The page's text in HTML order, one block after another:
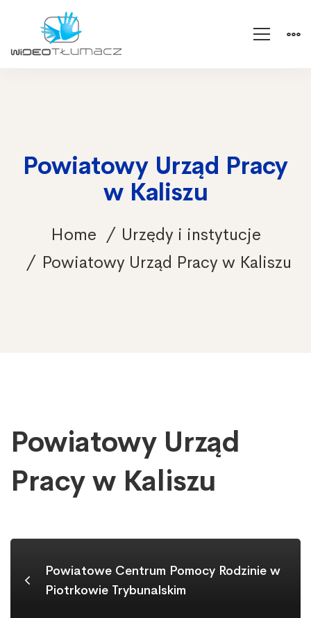
Powiatowy Urząd Pracy
w Kaliszu
Home
Urzędy i instytucje
Powiatowy Urząd Pracy w Kaliszu
Powiatowy
Urząd
Pracy
w
Powiatowy Urząd
Pracy w Kaliszu
Powiatowe Centrum Pomocy Rodzinie w
Piotrkowie Trybunalskim